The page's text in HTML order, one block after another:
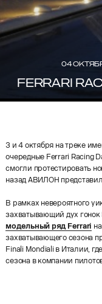
04
FERRARI
3 и 4 октября на треке
очередные Ferrari Racing
смогли протестировать
назад АВИЛОН
В рамках невероятного
захватывающий дух гонок
модельный ряд Ferrari
захватывающего сезона
Finali Mondiali в Италии,
сезона в компании